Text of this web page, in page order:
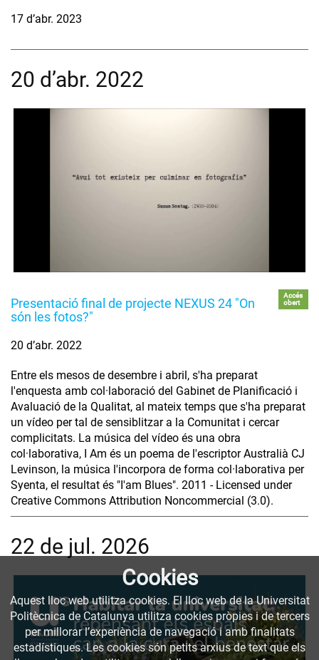
17 d’abr. 2023
20 d’abr. 2022
Presentació final de projecte NEXUS 24 "On
són les fotos?"
Accés
obert
20 d’abr. 2022
Entre els mesos de desembre i abril, s'ha preparat
l'enquesta amb col·laboració del Gabinet de Planificació i
Avaluació de la Qualitat, al mateix temps que s'ha preparat
un vídeo per tal de sensiblitzar a la Comunitat i cercar
complicitats. La música del vídeo és una obra
col·laborativa, I Am és un poema de l'escriptor Australià CJ
Levinson, la música l'incorpora de forma col·laborativa per
Syenta, el resultat és "I'am Blues". 2011 - Licensed under
Creative Commons Attribution Noncommercial (3.0).
22 de jul. 2026
Cookies
Aquest lloc web utilitza cookies. El lloc web de la Universitat
Politècnica de Catalunya utilitza cookies pròpies i de tercers
per millorar l’experiència de navegació i amb finalitats
estadístiques. Les cookies són petits arxius de text que els